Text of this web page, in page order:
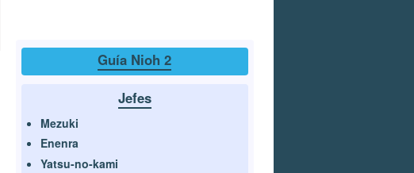
Guía Nioh 2
Jefes
Mezuki
Enenra
Yatsu-no-kami